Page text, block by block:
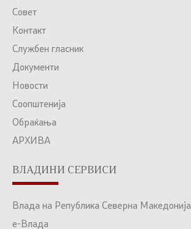
Совет
Контакт
Службен гласник
Документи
Новости
Соопштенија
Обраќања
АРХИВА
ВЛАДИНИ СЕРВИСИ
Влада на Република Северна Македонија
е-Влада